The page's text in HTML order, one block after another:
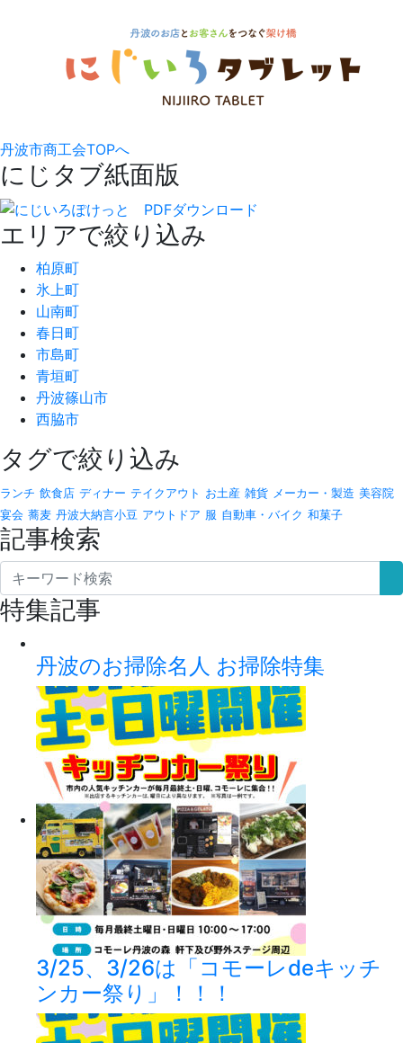
丹波市商工会TOPへ
にじタブ紙面版
エリアで絞り込み
柏原町
氷上町
山南町
春日町
市島町
青垣町
丹波篠山市
西脇市
タグで絞り込み
ランチ 飲食店 ディナー テイクアウト お土産 雑貨 メーカー・製造 美容院
宴会 蕎麦 丹波大納言小豆 アウトドア 服 自動車・バイク 和菓子
記事検索
特集記事
丹波のお掃除名人 お掃除特集
3/25、3/26は「コモーレdeキッチ
ンカー祭り」！！！